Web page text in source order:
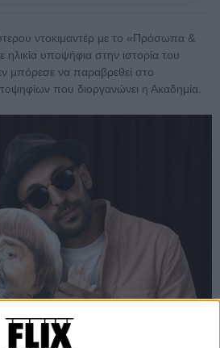
ντοκιμαντέρ με το «Πρόσωπα &
ηλικία υποψήφια στην ιστορία του
μπόρεσε να παραβρεθεί στο
που διοργανώνει η Ακαδημία.